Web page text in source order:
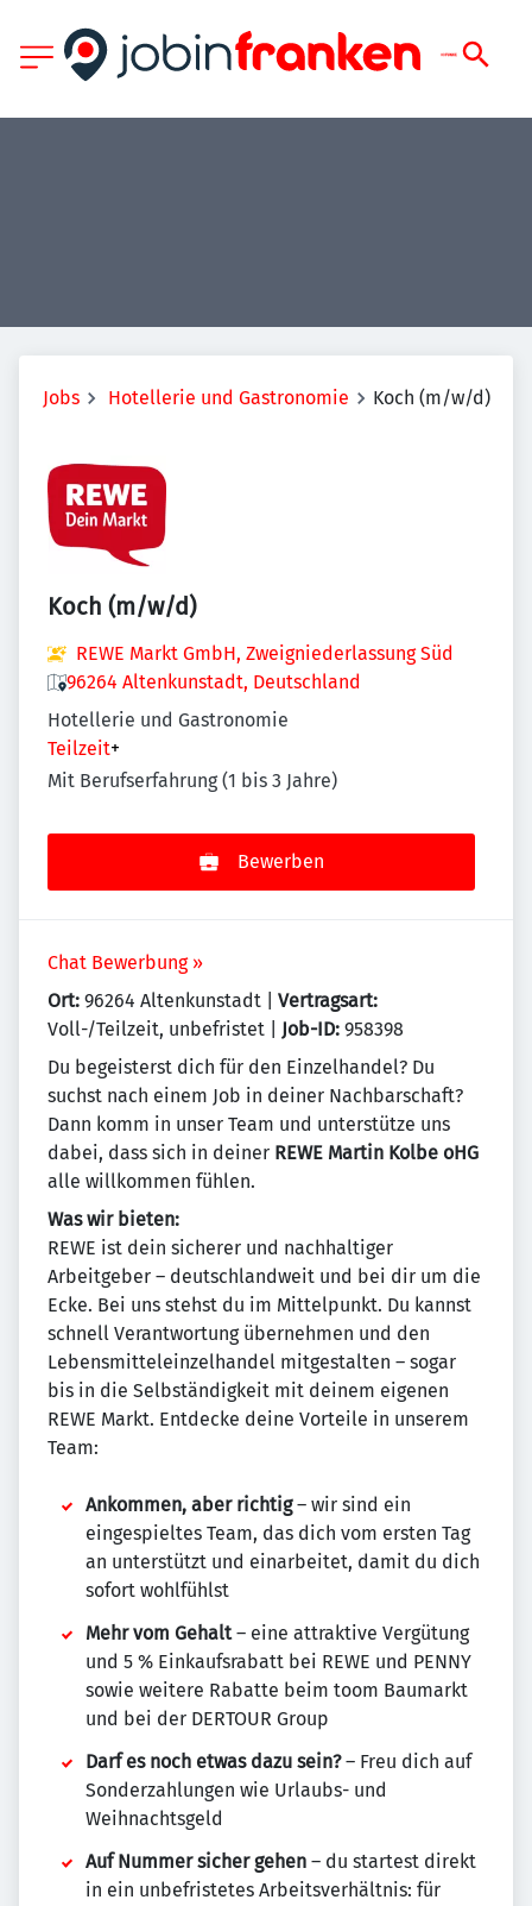
Jobs Hotellerie und Gastronomie Koch (m/w/d)
Koch (m/w/d)
REWE Markt GmbH, Zweigniederlassung Süd
96264 Altenkunstadt, Deutschland
Hotellerie und Gastronomie
Teilzeit+
Mit Berufserfahrung (1 bis 3 Jahre)
Bewerben
Chat Bewerbung »
Ort: 96264 Altenkunstadt | Vertragsart:
Voll-/Teilzeit, unbefristet | Job-ID: 958398
Du begeisterst dich für den Einzelhandel? Du
suchst nach einem Job in deiner Nachbarschaft?
Dann komm in unser Team und unterstütze uns
dabei, dass sich in deiner REWE Martin Kolbe oHG
alle willkommen fühlen.
Was wir bieten:
REWE ist dein sicherer und nachhaltiger
Arbeitgeber – deutschlandweit und bei dir um die
Ecke. Bei uns stehst du im Mittelpunkt. Du kannst
schnell Verantwortung übernehmen und den
Lebensmitteleinzelhandel mitgestalten – sogar
bis in die Selbständigkeit mit deinem eigenen
REWE Markt. Entdecke deine Vorteile in unserem
Team:
Ankommen, aber richtig– wir sind ein
eingespieltes Team, das dich vom ersten Tag
an unterstützt und einarbeitet, damit du dich
sofort wohlfühlst
Mehr vom Gehalt– eine attraktive Vergütung
und 5 % Einkaufsrabatt bei REWE und PENNY
sowie weitere Rabatte beim toom Baumarkt
und bei der DERTOUR Group
Darf es noch etwas dazu sein?– Freu dich auf
Sonderzahlungen wie Urlaubs- und
Weihnachtsgeld
Auf Nummer sicher gehen – du startest direkt
in ein unbefristetes Arbeitsverhältnis: für